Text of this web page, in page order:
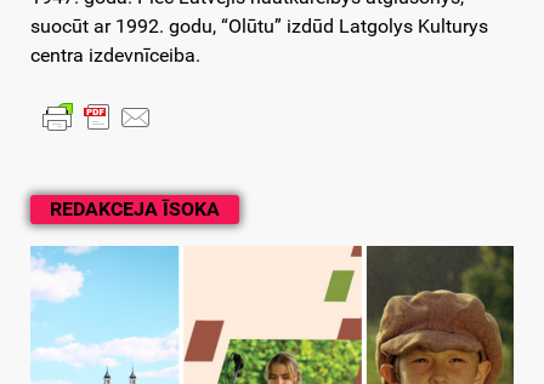
REDAKCEJA ĪSOKA
suocūt ar 1992. godu, “Olūtu” izdūd Latgolys Kulturys
centra izdevnīceiba.